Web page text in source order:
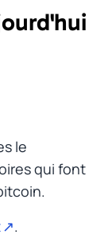
le
qui font
.